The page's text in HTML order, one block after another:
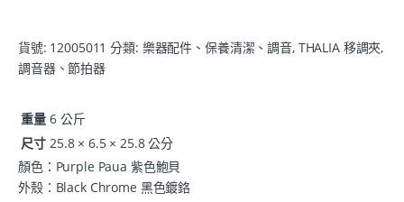
貨號: 12005011 分類: 樂器配件、保養清潔、調音, THALIA 移調夾,
調音器、節拍器
重量 6 公斤
尺寸 25.8 × 6.5 × 25.8 公分
顏色：Purple Paua 紫色鮑貝
外殼：Black Chrome 黑色鍍鉻